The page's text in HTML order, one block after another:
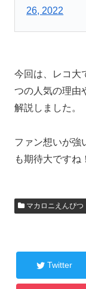
26, 2022
今回は、レコ大
つの人気の理由
解説しました。
ファン想いが強
も期待大ですね！
マカロニえんぴつ
Twitter